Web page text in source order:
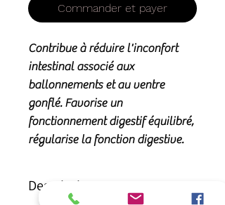
Commander et payer
Contribue à réduire l'inconfort
intestinal associé aux
ballonnements et au ventre
gonflé. Favorise un
fonctionnement digestif équilibré,
régularise la fonction digestive.
Description: